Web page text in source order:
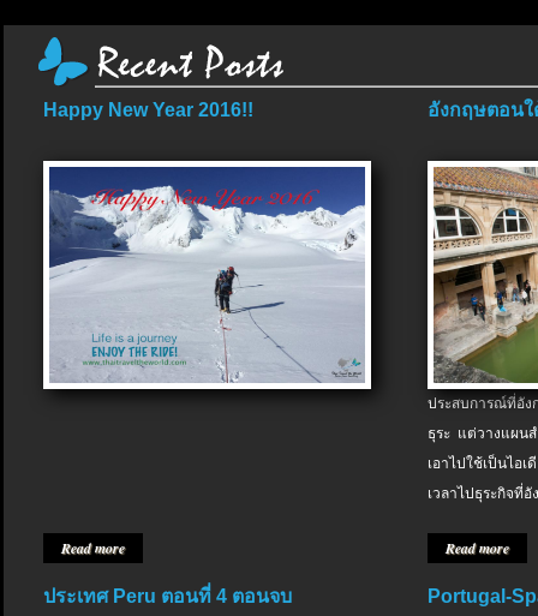
Happy New Year 2016!!
Read more
อังกฤษตอนใ
ประสบการณ์ที่อัง
ธุระ แต่วางแผน
เอาไปใช้เป็นไอ
เวลาไปธุระกิจที่อั
Read more
ประเทศ Peru ตอนที่ 4 ตอนจบ
Portugal-